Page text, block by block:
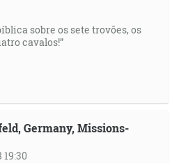
sobre os sete trovões, os
cavalos!”
Germany, Missions-